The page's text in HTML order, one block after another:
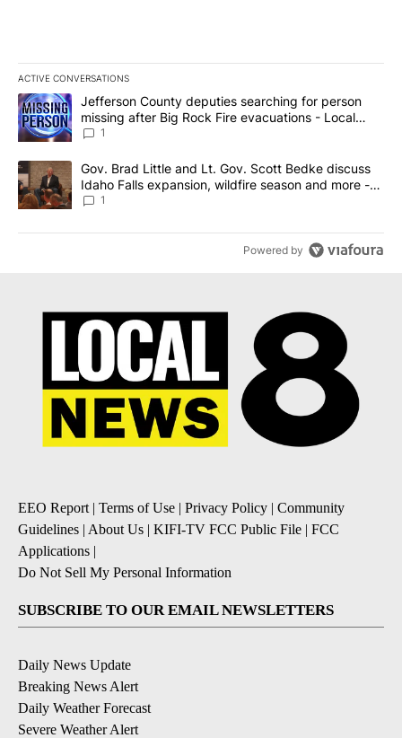
ACTIVE CONVERSATIONS
The following is a list of the most commented articles in the last
A trending article titled "Jefferson County deputies searching
Jefferson County deputies searching for person
missing after Big Rock Fire evacuations - Local
News 8
1
A trending article titled "Gov. Brad Little and Lt. Gov. Scott
Gov. Brad Little and Lt. Gov. Scott Bedke discuss
Idaho Falls expansion, wildfire season and more -
Local News 8
1
Powered by
EEO Report| Terms of Use | Privacy Policy | Community
Guidelines | About Us | KIFI-TV FCC Public File | FCC
Applications |
Do Not Sell My Personal Information
SUBSCRIBE TO OUR EMAIL NEWSLETTERS
Daily News Update
Breaking News Alert
Daily Weather Forecast
Severe Weather Alert